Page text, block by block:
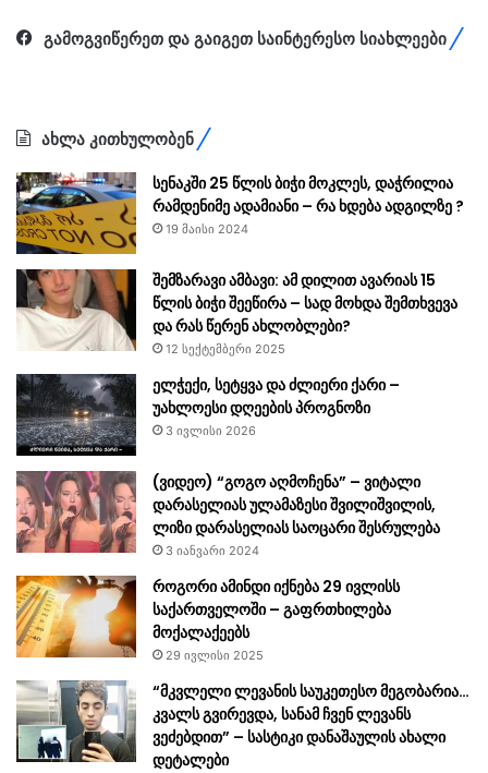
გამოგვიწერეთ და გაიგეთ საინტერესო სიახლეები
ახლა კითხულობენ
სენაკში 25 წლის ბიჭი მოკლეს, დაჭრილია
რამდენიმე ადამიანი – რა ხდება ადგილზე ?
19 მაისი 2024
შემზარავი ამბავი: ამ დილით ავარიას 15
წლის ბიჭი შეეწირა – სად მოხდა შემთხვევა
და რას წერენ ახლობლები?
12 სექტემბერი 2025
ელჭექი, სეტყვა და ძლიერი ქარი –
უახლოესი დღეების პროგნოზი
3 ივლისი 2026
(ვიდეო) “გოგო აღმოჩენა” – ვიტალი
დარასელიას ულამაზესი შვილიშვილის,
ლიზი დარასელიას საოცარი შესრულება
3 იანვარი 2024
როგორი ამინდი იქნება 29 ივლისს
საქართველოში – გაფრთხილება
მოქალაქეებს
29 ივლისი 2025
“მკვლელი ლევანის საუკეთესო მეგობარია…
კვალს გვირევდა, სანამ ჩვენ ლევანს
ვეძებდით” – სასტიკი დანაშაულის ახალი
დეტალები